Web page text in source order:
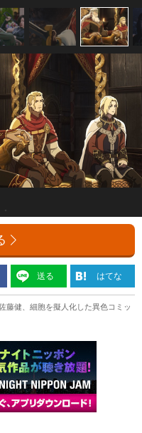
送る はてな
藤健、細胞を擬人化した異色コミッ